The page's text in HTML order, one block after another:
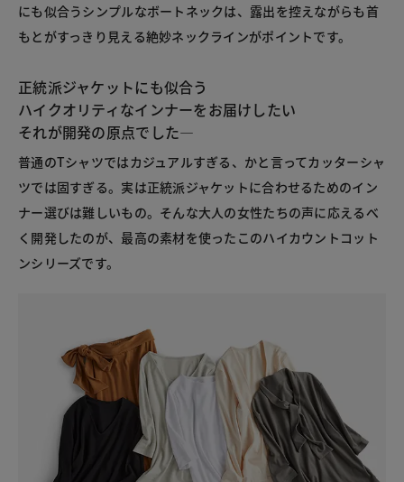
にも似合うシンプルなボートネックは、露出を控えながらも首
もとがすっきり見える絶妙ネックラインがポイントです。
正統派ジャケットにも似合う
ハイクオリティなインナーをお届けしたい
それが開発の原点でした―
普通のTシャツではカジュアルすぎる、かと言ってカッターシャ
ツでは固すぎる。実は正統派ジャケットに合わせるためのイン
ナー選びは難しいもの。そんな大人の女性たちの声に応えるべ
く開発したのが、最高の素材を使ったこのハイカウントコット
ンシリーズです。